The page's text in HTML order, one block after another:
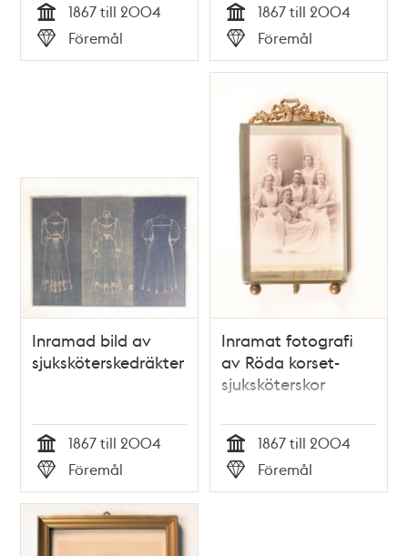
Tid
1867 till 2004
Typ
Föremål Tid
1867 till 2004
Typ
Föremål
Inramad bild av
sjuksköterskedräkter
Tid
1867 till 2004
Typ
Föremål
Inramat fotografi
av Röda korset-
sjuksköterskor
Tid
1867 till 2004
Typ
Föremål